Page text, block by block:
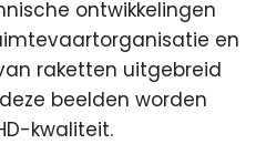
ontwikkelingen
en
raketten uitgebreid
beelden worden
kwaliteit.